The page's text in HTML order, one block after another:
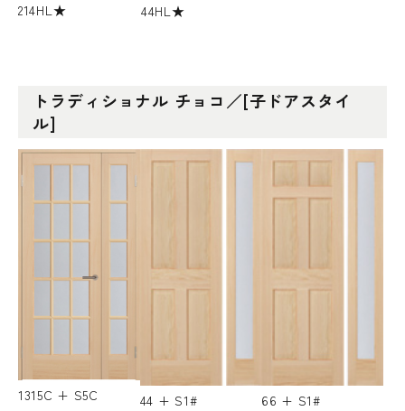
214HL★ 44HL★
トラディショナル チョコ／[子ドアスタイ
ル]
1315C + S5C 44 + S1# 66 + S1#